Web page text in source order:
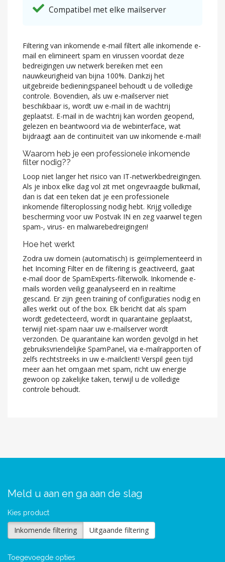
Compatibel met elke mailserver
Filtering van inkomende e-mail filtert alle inkomende e-
mail en elimineert spam en virussen voordat deze
bedreigingen uw netwerk bereiken met een
nauwkeurigheid van bijna 100%. Dankzij het
uitgebreide bedieningspaneel behoudt u de volledige
controle. Bovendien, als uw e-mailserver niet
beschikbaar is, wordt uw e-mail in de wachtrij
geplaatst. E-mail in de wachtrij kan worden geopend,
gelezen en beantwoord via de webinterface, wat
bijdraagt aan de continuïteit van uw inkomende e-mail!
Waarom heb je een professionele inkomende
filter nodig??
Loop niet langer het risico van IT-netwerkbedreigingen.
Als je inbox elke dag vol zit met ongevraagde bulkmail,
dan is dat een teken dat je een professionele
inkomende filteroplossing nodig hebt. Krijg volledige
bescherming voor uw Postvak IN en zeg vaarwel tegen
spam-, virus- en malwarebedreigingen!
Hoe het werkt
Zodra uw domein (automatisch) is geïmplementeerd in
het Incoming Filter en de filtering is geactiveerd, gaat
e-mail door de SpamExperts-filterwolk. Inkomende e-
mails worden veilig geanalyseerd en in realtime
gescand. Er zijn geen training of configuraties nodig en
alles werkt out of the box. Elk bericht dat als spam
wordt gedetecteerd, wordt in quarantaine geplaatst,
terwijl niet-spam naar uw e-mailserver wordt
verzonden. De quarantaine kan worden gevolgd in het
gebruiksvriendelijke SpamPanel, via e-mailrapporten of
zelfs rechtstreeks in uw e-mailclient! Verspil geen tijd
meer aan het omgaan met spam, richt uw energie
gewoon op zakelijke taken, terwijl u de volledige
controle behoudt.
Meld u aan en ga aan de slag
Kies product
Inkomende filtering Uitgaande filtering
Toegevoegde opties